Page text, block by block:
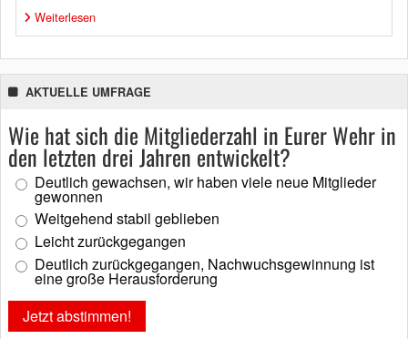
Weiterlesen
AKTUELLE UMFRAGE
Wie hat sich die Mitgliederzahl in Eurer Wehr in
den letzten drei Jahren entwickelt?
Deutlich gewachsen, wir haben viele neue Mitglieder
gewonnen
Weitgehend stabil geblieben
Leicht zurückgegangen
Deutlich zurückgegangen, Nachwuchsgewinnung ist
eine große Herausforderung